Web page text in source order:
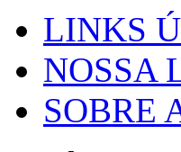
LINKS
NOSSA
SOBRE